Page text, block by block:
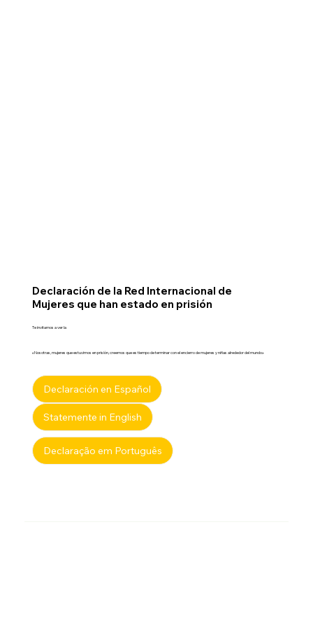
Te invitamos a ver la
Declaración de la Red Internacional de
Mujeres que han estado en prisión
«Nosotras, mujeres que estuvimos en prisión, creemos que es tiempo de terminar con el encierro de mujeres y niñas alrededor del mundo»
Declaración en Español
Statemente in English
Declaração em Português